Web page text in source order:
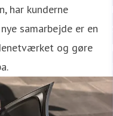
har kunderne
samarbejde er en
og gøre